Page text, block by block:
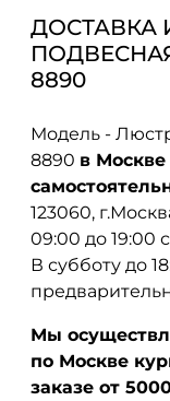
ДОСТАВКА
ПОДВЕСНАЯ
8890
Модель -
8890 в
123060,
09:00 до 19:00
В субботу до
Мы
по Москве
заказе от